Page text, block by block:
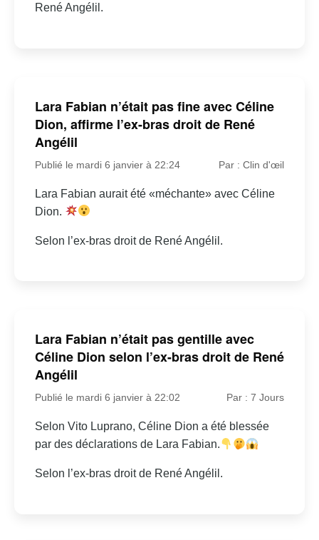
René Angélil.
Lara Fabian n’était pas fine avec Céline
Dion, affirme l’ex-bras droit de René
Angélil
Publié le mardi 6 janvier à 22:24 Par : Clin d'œil
Lara Fabian aurait été «méchante» avec Céline
Dion.
Selon l’ex-bras droit de René Angélil.
Lara Fabian n’était pas gentille avec
Céline Dion selon l’ex-bras droit de René
Angélil
Publié le mardi 6 janvier à 22:02 Par : 7 Jours
Selon Vito Luprano, Céline Dion a été blessée
par des déclarations de Lara Fabian.
Selon l’ex-bras droit de René Angélil.